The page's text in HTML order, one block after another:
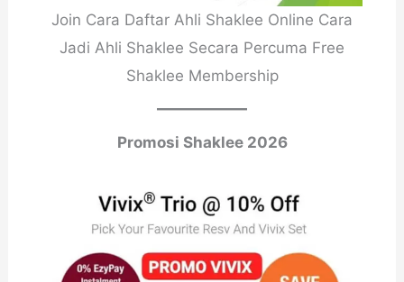
Join Cara Daftar Ahli Shaklee Online Cara
Jadi Ahli Shaklee Secara Percuma Free
Shaklee Membership
Promosi Shaklee 2026